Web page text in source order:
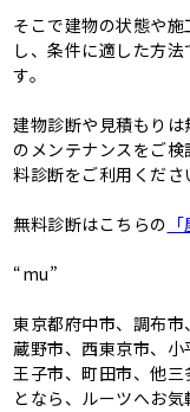
そこで建物の状態や
し、条件に適した方
す。
建物診断や見積もり
のメンテナンスをご
料診断をご利用くださ
無料診断はこちらの
“mu”
東京都府中市、調布
蔵野市、西東京市、
王子市、町田市、他
となら、ルーツへお気